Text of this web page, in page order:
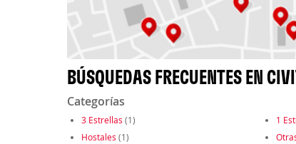
BÚSQUEDAS FRECUENTES EN
Categorías
3 Estrellas (1) 1
Hostales (1)